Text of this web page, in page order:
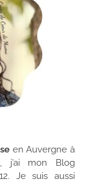
en Auvergne à
j’ai mon Blog
Je suis aussi